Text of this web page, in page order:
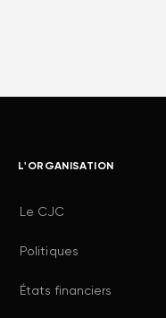
L'ORGANISATION
Le CJC
Politiques
États financiers